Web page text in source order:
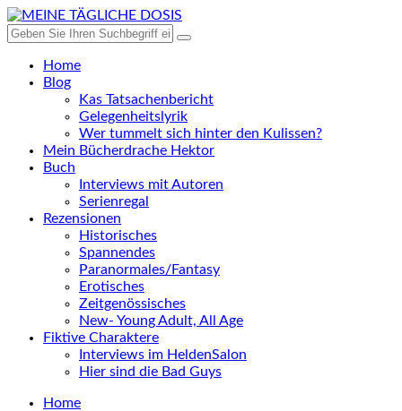
Home
Blog
Kas Tatsachenbericht
Gelegenheitslyrik
Wer tummelt sich hinter den Kulissen?
Mein Bücherdrache Hektor
Buch
Interviews mit Autoren
Serienregal
Rezensionen
Historisches
Spannendes
Paranormales/Fantasy
Erotisches
Zeitgenössisches
New- Young Adult, All Age
Fiktive Charaktere
Interviews im HeldenSalon
Hier sind die Bad Guys
Home